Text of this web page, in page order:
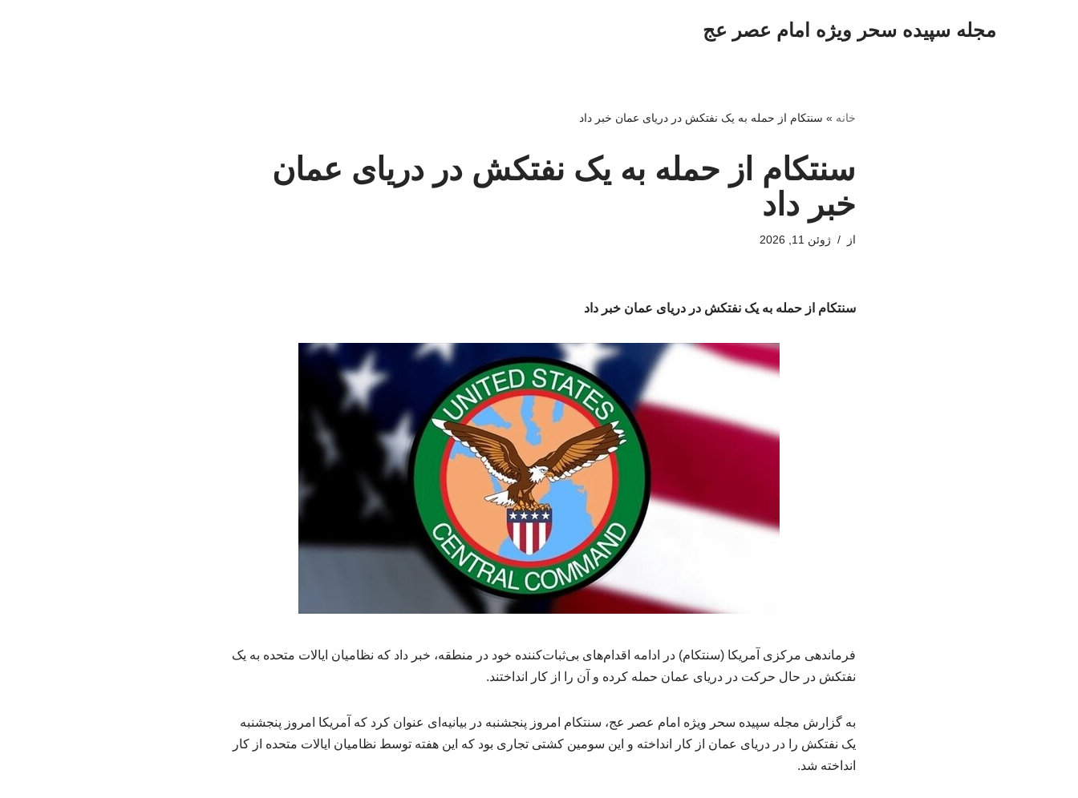
مجله سپیده سحر ویژه امام عصر عج
خانه » سنتکام از حمله به یک نفتکش در دریای عمان خبر داد
سنتکام از حمله به یک نفتکش در دریای عمان
خبر داد
از ژوئن 11, 2026
سنتکام از حمله به یک نفتکش در دریای عمان خبر داد
فرماندهی مرکزی آمریکا (سنتکام) در ادامه اقدام‌های بی‌ثبات‌کننده خود در منطقه، خبر داد که نظامیان ایالات متحده به یک
نفتکش در حال حرکت در دریای عمان حمله کرده و آن را از کار انداختند.
به گزارش مجله سپیده سحر ویژه امام عصر عج، سنتکام امروز پنجشنبه در بیانیه‌ای عنوان کرد که آمریکا امروز پنجشنبه
یک نفتکش را در دریای عمان از کار انداخته و این سومین کشتی تجاری بود که این هفته توسط نظامیان ایالات متحده از کار
انداخته شد.